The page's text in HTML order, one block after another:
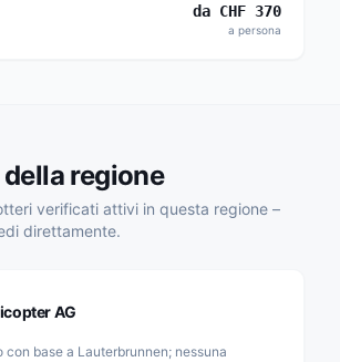
da CHF 370
a persona
regione
verificati attivi in questa regione –
direttamente.
AG
con base a Lauterbrunnen; nessuna